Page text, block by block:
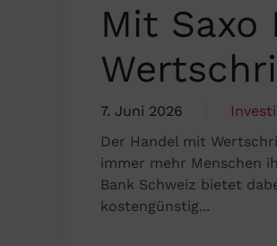
Mit Saxo
7. Juni 2026
Der Handel mit
immer mehr Menschen
Bank Schweiz bietet
kostengünstig...